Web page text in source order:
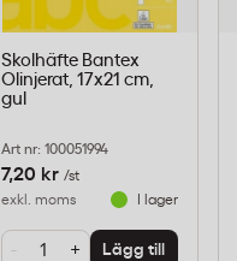
Skolhäfte Bantex
Olinjerat, 17x21 cm,
gul
Art nr: 100051994
7,20 kr /st
exkl. moms
I lager
- + Lägg till